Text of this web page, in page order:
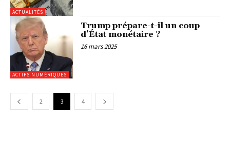
ACTUALITÉS
ACTIFS NUMÉRIQUES
Trump prépare-t-il un coup
d’État monétaire ?
16 mars 2025
2 3 4